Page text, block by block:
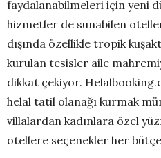
faydalanabilmeleri için yeni
hizmetler de sunabilen
dışında özellikle tropik
kurulan tesisler aile
dikkat çekiyor.
helal tatil olanağı kurmak
villalardan kadınlara özel
otellere seçenekler her